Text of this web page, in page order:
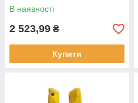
В наявності
2 523,99 ₴
Купити